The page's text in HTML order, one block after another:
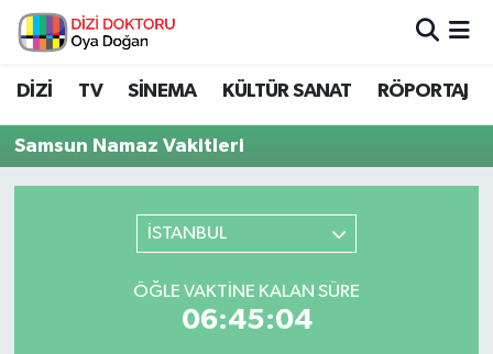
DİZİ TV SİNEMA KÜLTÜR SANAT RÖPORTAJ
Samsun Namaz Vakitleri
İSTANBUL
ÖĞLE VAKTINE KALAN SÜRE
06:45:04
İstanbul Nöbetçi Eczaneler
İstanbul Hava Durumu
İstanbul Trafik Yoğunluk Haritası
Süper Lig Puan Durumu ve Fikstür